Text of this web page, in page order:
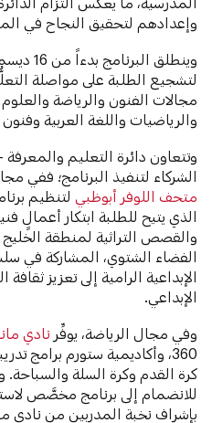
وإعدادهم لتحقيق النجاح في
لتشجيع الطلبة على مواصلة
مجالات الفنون والرياضة والعلوم
والرياضيات واللغة العربية وفنون
وتتعاون دائرة التعليم
الشركاء لتنفيذ البرنامج؛ ففي
متحف اللوفر أبوظبي لتنظيم
الذي يتيح للطلبة ابتكار
والقصص التراثية لمنطقة
الفضاء الشتوي، المشاركة في
الإبداعية الرامية إلى تعزيز
الإبداعي.
وفي مجال الرياضة، يوفِّر نادي
360، وأكاديمية ستورم برامج
كرة القدم وكرة السلة
للانضمام إلى برنامج مخصَّص
بإشراف نخبة المدربين من نادي